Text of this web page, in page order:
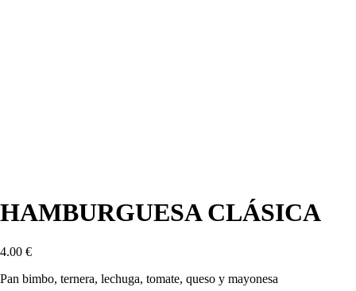
HAMBURGUESA CLÁSICA
4.00 €
Pan bimbo, ternera, lechuga, tomate, queso y mayonesa